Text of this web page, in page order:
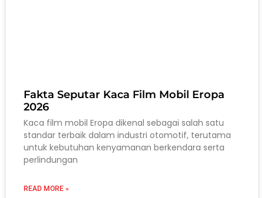
Fakta Seputar Kaca Film Mobil Eropa
2026
Kaca film mobil Eropa dikenal sebagai salah satu
standar terbaik dalam industri otomotif, terutama
untuk kebutuhan kenyamanan berkendara serta
perlindungan
READ MORE »